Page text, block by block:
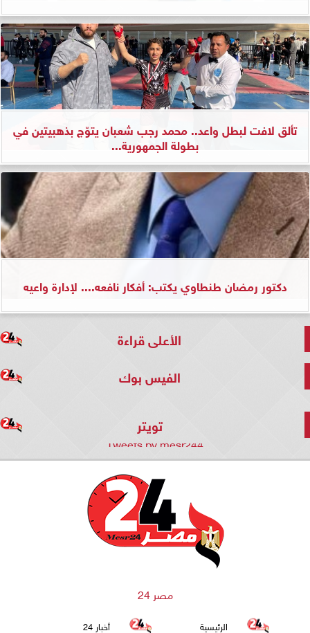
تألق لافت لبطل واعد.. محمد رجب شعبان يتوّج بذهبيتين في
بطولة الجمهورية...
دكتور رمضان طنطاوي يكتب: أفكار نافعه.... لإدارة واعيه
الأعلى قراءة
الفيس بوك
تويتر
Tweets by mesr244
مصر 24
الرئيسية أخبار 24